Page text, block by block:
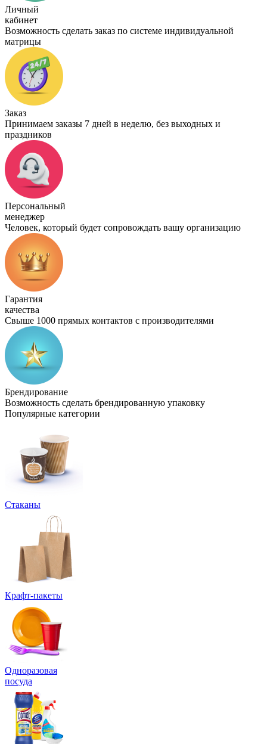
Личный
кабинет
Возможность сделать заказ по системе индивидуальной
матрицы
Заказ
Принимаем заказы 7 дней в неделю, без выходных и
праздников
Персональный
менеджер
Человек, который будет сопровождать вашу организацию
Гарантия
качества
Свыше 1000 прямых контактов с производителями
Брендирование
Возможность сделать брендированную упаковку
Популярные категории
Стаканы
Крафт-пакеты
Одноразовая
посуда